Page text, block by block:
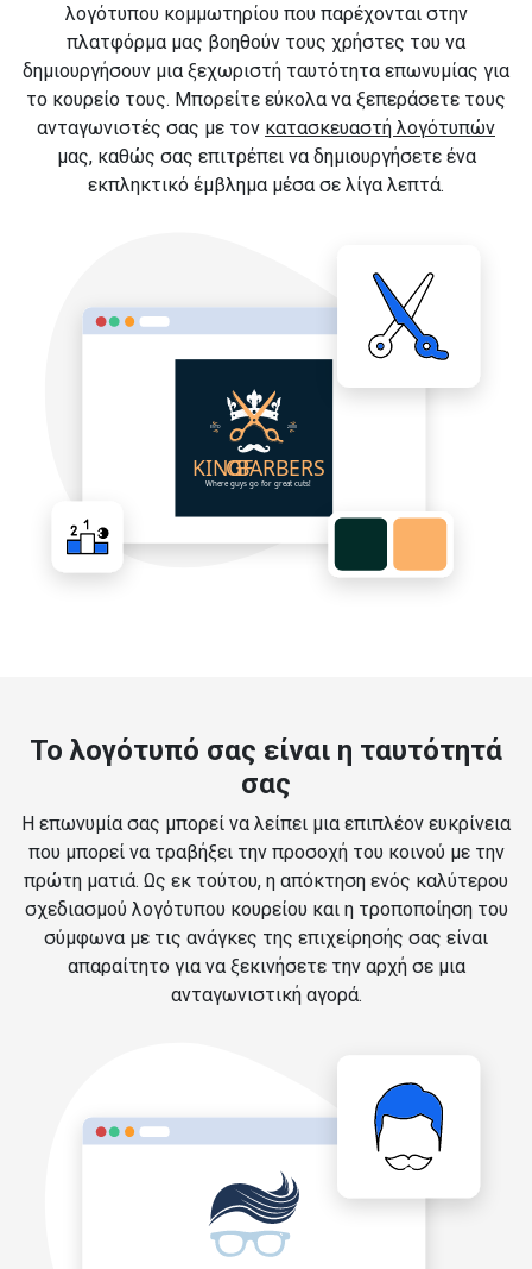
λογότυπου κομμωτηρίου που παρέχονται στην
πλατφόρμα μας βοηθούν τους χρήστες του να
δημιουργήσουν μια ξεχωριστή ταυτότητα επωνυμίας για
το κουρείο τους. Μπορείτε εύκολα να ξεπεράσετε τους
ανταγωνιστές σας με τον κατασκευαστή λογότυπών
μας, καθώς σας επιτρέπει να δημιουργήσετε ένα
εκπληκτικό έμβλημα μέσα σε λίγα λεπτά.
Το λογότυπό σας είναι η ταυτότητά
σας
Η επωνυμία σας μπορεί να λείπει μια επιπλέον ευκρίνεια
που μπορεί να τραβήξει την προσοχή του κοινού με την
πρώτη ματιά. Ως εκ τούτου, η απόκτηση ενός καλύτερου
σχεδιασμού λογότυπου κουρείου και η τροποποίηση του
σύμφωνα με τις ανάγκες της επιχείρησής σας είναι
απαραίτητο για να ξεκινήσετε την αρχή σε μια
ανταγωνιστική αγορά.